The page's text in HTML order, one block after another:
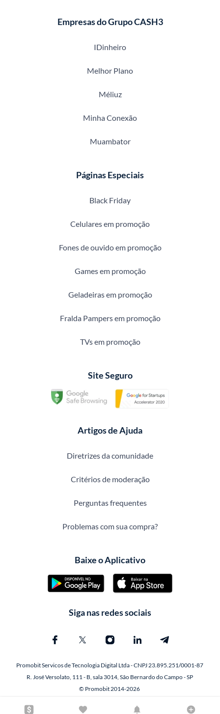
Empresas do Grupo CASH3
IDinheiro
Melhor Plano
Méliuz
Minha Conexão
Muambator
Páginas Especiais
Black Friday
Celulares em promoção
Fones de ouvido em promoção
Games em promoção
Geladeiras em promoção
Fralda Pampers em promoção
TVs em promoção
Site Seguro
Artigos de Ajuda
Diretrizes da comunidade
Critérios de moderação
Perguntas frequentes
Problemas com sua compra?
Baixe o Aplicativo
Siga nas redes sociais
Promobit Servicos de Tecnologia Digital Ltda - CNPJ 23.895.251/0001-87
R. José Versolato, 111 - B, sala 3014, São Bernardo do Campo - SP
© Promobit 2014-2026